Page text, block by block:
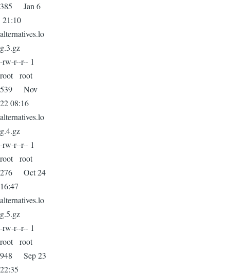
385 Jan 6
21:10
alternatives.lo
g.3.gz
-rw-r--r-- 1
root root
539 Nov
22 08:16
alternatives.lo
g.4.gz
-rw-r--r-- 1
root root
276 Oct 24
16:47
alternatives.lo
g.5.gz
-rw-r--r-- 1
root root
948 Sep 23
22:35